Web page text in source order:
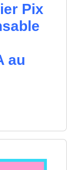
Pix
au